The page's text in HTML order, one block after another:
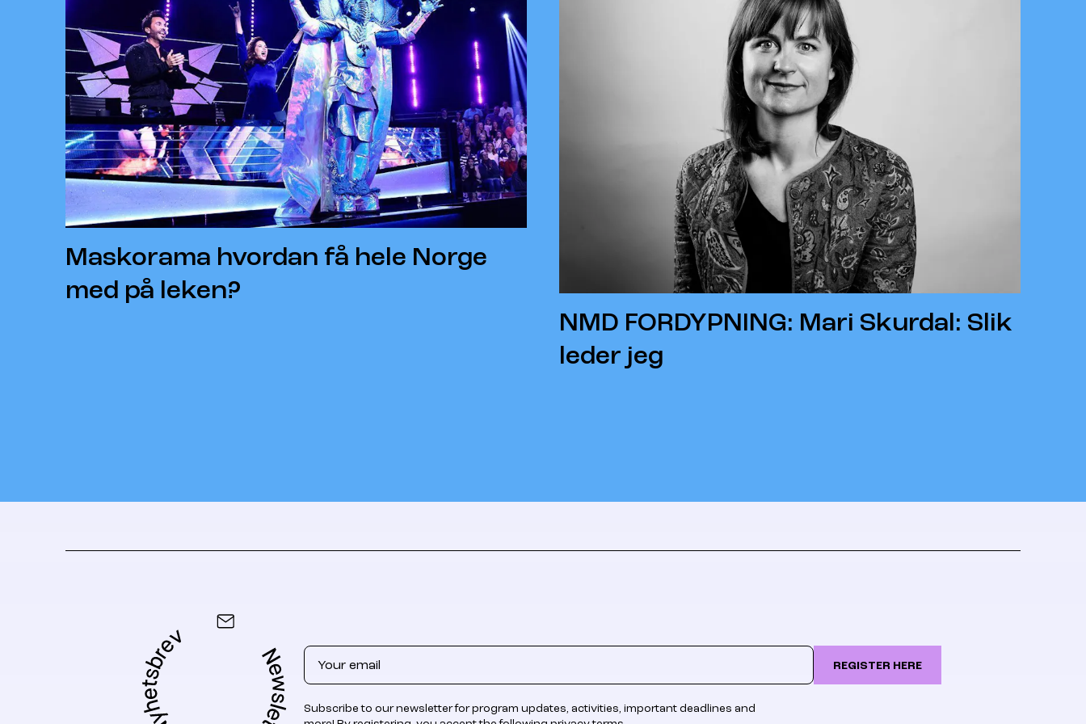
Maskorama hvordan få hele Norge
med på leken?
NMD FORDYPNING: Mari Skurdal: Slik
leder jeg
Email
REGISTER HERE
Subscribe to our newsletter for program updates, activities, important deadlines and